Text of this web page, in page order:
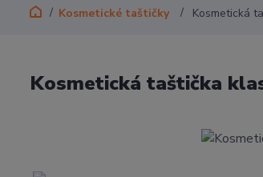
Kosmetické taštičky Kosmetická
Kosmetická taštička